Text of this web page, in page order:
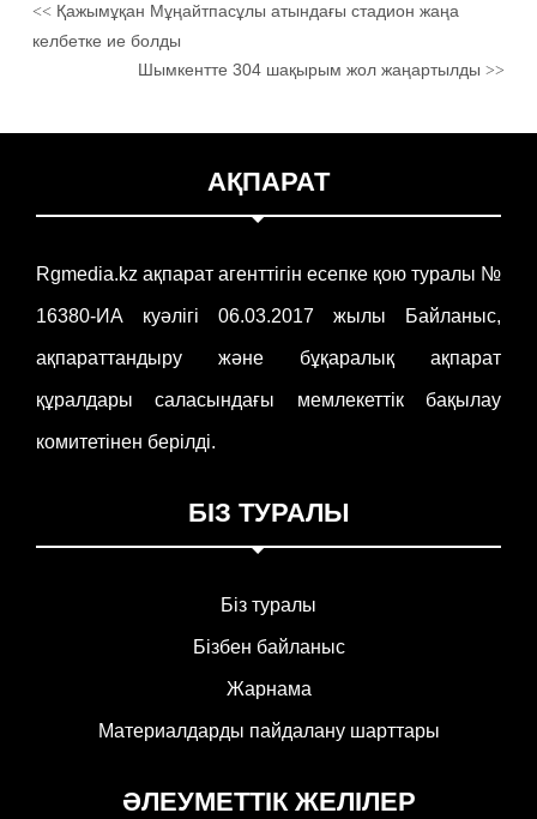
<<Қажымұқан Мұңайтпасұлы атындағы стадион жаңа
келбетке ие болды
Шымкентте 304 шақырым жол жаңартылды>>
АҚПАРАТ
Rgmedia.kz ақпарат агенттігін есепке қою туралы №
16380-ИА куәлігі 06.03.2017 жылы Байланыс,
ақпараттандыру және бұқаралық ақпарат
құралдары саласындағы мемлекеттік бақылау
комитетінен берілді.
БІЗ ТУРАЛЫ
Біз туралы
Бізбен байланыс
Жарнама
Материалдарды пайдалану шарттары
ӘЛЕУМЕТТІК ЖЕЛІЛЕР